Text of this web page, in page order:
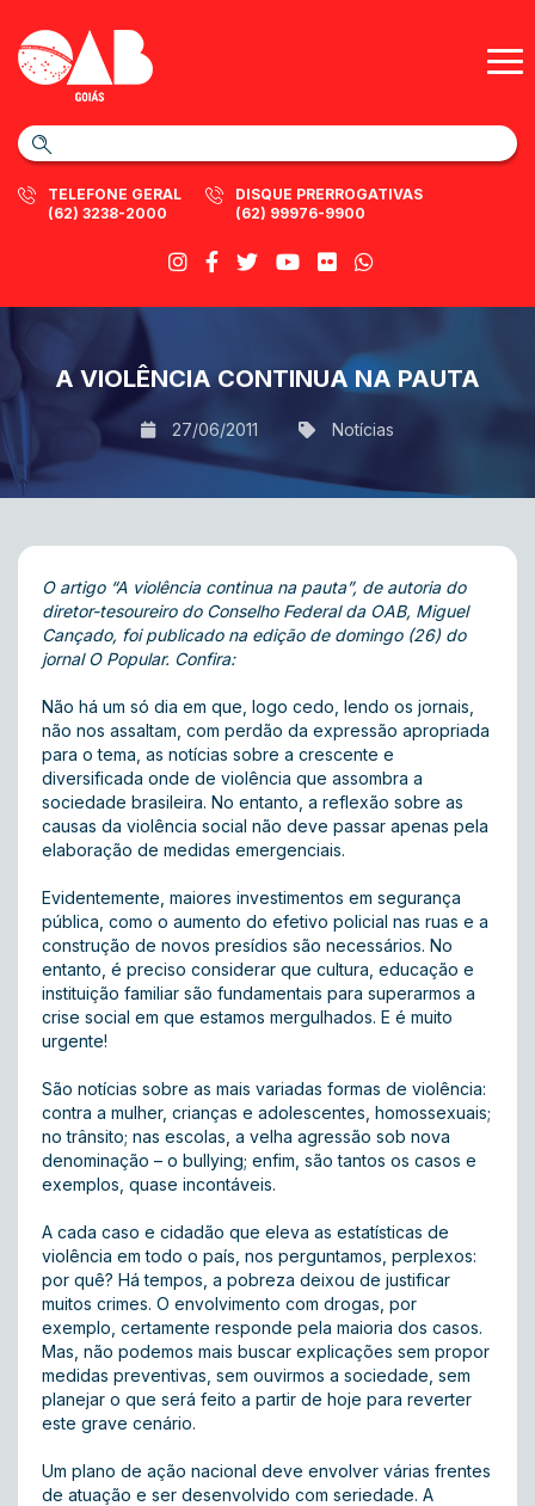
TELEFONE GERAL
(62) 3238-2000
DISQUE PRERROGATIVAS
(62) 99976-9900
A VIOLÊNCIA CONTINUA NA PAUTA
27/06/2011 Notícias
O artigo “A violência continua na pauta”, de autoria do
diretor-tesoureiro do Conselho Federal da OAB, Miguel
Cançado, foi publicado na edição de domingo (26) do
jornal O Popular. Confira:
Não há um só dia em que, logo cedo, lendo os jornais,
não nos assaltam, com perdão da expressão apropriada
para o tema, as notícias sobre a crescente e
diversificada onde de violência que assombra a
sociedade brasileira. No entanto, a reflexão sobre as
causas da violência social não deve passar apenas pela
elaboração de medidas emergenciais.
Evidentemente, maiores investimentos em segurança
pública, como o aumento do efetivo policial nas ruas e a
construção de novos presídios são necessários. No
entanto, é preciso considerar que cultura, educação e
instituição familiar são fundamentais para superarmos a
crise social em que estamos mergulhados. E é muito
urgente!
São notícias sobre as mais variadas formas de violência:
contra a mulher, crianças e adolescentes, homossexuais;
no trânsito; nas escolas, a velha agressão sob nova
denominação – o bullying; enfim, são tantos os casos e
exemplos, quase incontáveis.
A cada caso e cidadão que eleva as estatísticas de
violência em todo o país, nos perguntamos, perplexos:
por quê? Há tempos, a pobreza deixou de justificar
muitos crimes. O envolvimento com drogas, por
exemplo, certamente responde pela maioria dos casos.
Mas, não podemos mais buscar explicações sem propor
medidas preventivas, sem ouvirmos a sociedade, sem
planejar o que será feito a partir de hoje para reverter
este grave cenário.
Um plano de ação nacional deve envolver várias frentes
de atuação e ser desenvolvido com seriedade. A